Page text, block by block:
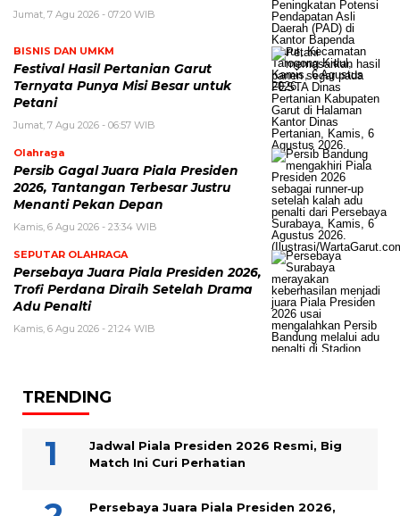
Jumat, 7 Agu 2026 - 07:20 WIB
BISNIS DAN UMKM
Festival Hasil Pertanian Garut
Ternyata Punya Misi Besar untuk
Petani
Jumat, 7 Agu 2026 - 06:57 WIB
Olahraga
Persib Gagal Juara Piala Presiden
2026, Tantangan Terbesar Justru
Menanti Pekan Depan
Kamis, 6 Agu 2026 - 23:34 WIB
SEPUTAR OLAHRAGA
Persebaya Juara Piala Presiden 2026,
Trofi Perdana Diraih Setelah Drama
Adu Penalti
Kamis, 6 Agu 2026 - 21:24 WIB
TRENDING
Jadwal Piala Presiden 2026 Resmi, Big
Match Ini Curi Perhatian
Persebaya Juara Piala Presiden 2026,